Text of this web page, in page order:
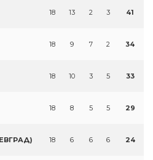
18 13 2 3 41
18 9 7 2 34
18 10 3 5 33
18 8 5 5 29
18 6 6 6 24